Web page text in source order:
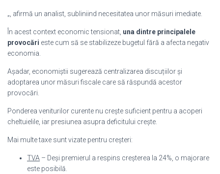
„, afirmă un analist, subliniind necesitatea unor măsuri imediate.
În acest context economic tensionat, una dintre principalele
provocări este cum să se stabilizeze bugetul fără a afecta negativ
economia.
Așadar, economiștii sugerează centralizarea discuțiilor și
adoptarea unor măsuri fiscale care să răspundă acestor
provocări.
Ponderea veniturilor curente nu crește suficient pentru a acoperi
cheltuielile, iar presiunea asupra deficitului crește.
Mai multe taxe sunt vizate pentru creșteri:
TVA – Deși premierul a respins creșterea la 24%, o majorare
este posibilă.